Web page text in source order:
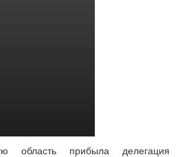
область прибыла делегация